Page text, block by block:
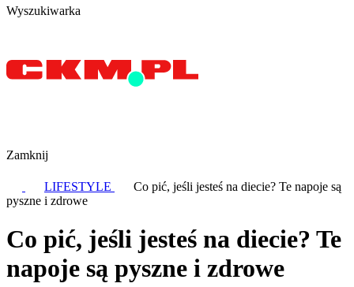
Wyszukiwarka
Zamknij
LIFESTYLE
Co pić, jeśli jesteś na diecie? Te napoje są
pyszne i zdrowe
Co pić, jeśli jesteś na diecie? Te
napoje są pyszne i zdrowe